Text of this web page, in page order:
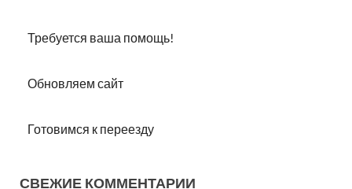
Требуется ваша помощь!
Обновляем сайт
Готовимся к переезду
СВЕЖИЕ КОММЕНТАРИИ